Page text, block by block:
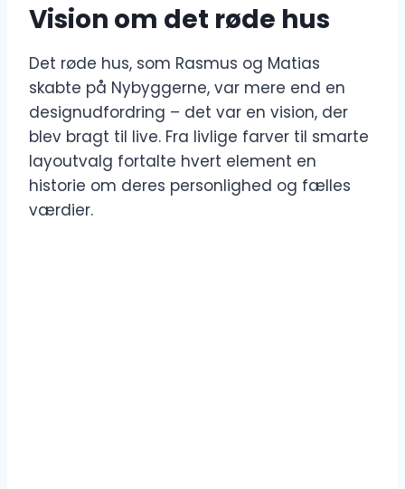
Vision om det røde hus
Det røde hus, som Rasmus og Matias
skabte på Nybyggerne, var mere end en
designudfordring – det var en vision, der
blev bragt til live. Fra livlige farver til smarte
layoutvalg fortalte hvert element en
historie om deres personlighed og fælles
værdier.